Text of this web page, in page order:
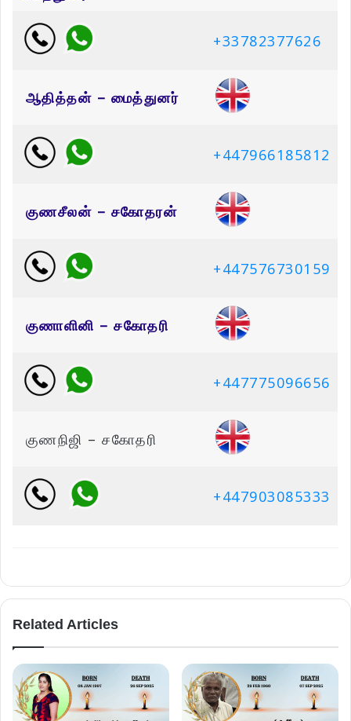
+33782377626
ஆதித்தன் – மைத்துனர்
+447966185812
குணசீலன் – சகோதரன்
+447576730159
குணாளினி – சகோதரி
+447775096656
குணநிஜி – சகோதரி
+447903085333
Related Articles